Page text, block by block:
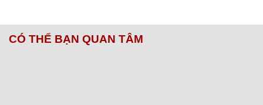
CÓ THỂ BẠN QUAN TÂM